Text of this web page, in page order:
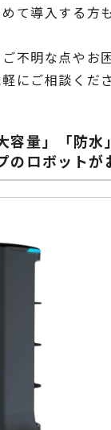
て導入する方
不明な点やお
にご相談くださ
容量」「防水
のロボットが